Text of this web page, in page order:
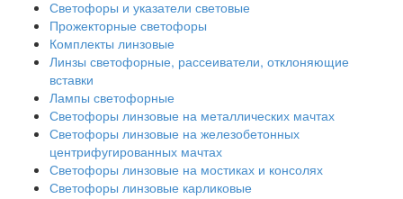
Светофоры и указатели световые
Прожекторные светофоры
Комплекты линзовые
Линзы светофорные, рассеиватели, отклоняющие
вставки
Лампы светофорные
Светофоры линзовые на металлических мачтах
Светофоры линзовые на железобетонных
центрифугированных мачтах
Светофоры линзовые на мостиках и консолях
Светофоры линзовые карликовые